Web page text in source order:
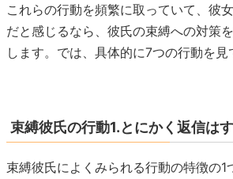
これらの行動を頻繁に取っていて、彼
だと感じるなら、彼氏の束縛への対策
します。では、具体的に7つの行動を見
束縛彼氏の行動1.とにかく返信は
束縛彼氏によくみられる行動の特徴の1